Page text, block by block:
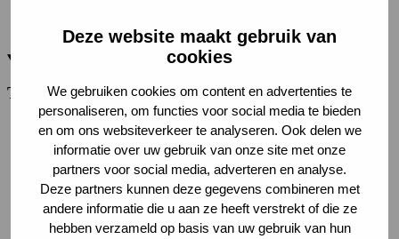
Deze website maakt gebruik van
cookies
We gebruiken cookies om content en advertenties te
personaliseren, om functies voor social media te bieden
en om ons websiteverkeer te analyseren. Ook delen we
informatie over uw gebruik van onze site met onze
partners voor social media, adverteren en analyse.
Deze partners kunnen deze gegevens combineren met
andere informatie die u aan ze heeft verstrekt of die ze
hebben verzameld op basis van uw gebruik van hun
Onderzoeksrapporten en artikelen (8)
Thema
Discriminatie en stigma (9)
Neurodivergentie en werk (7)
Werkvelden en kaders (66)
Re-integratie (53)
Wet verbetering poortwachter (53)